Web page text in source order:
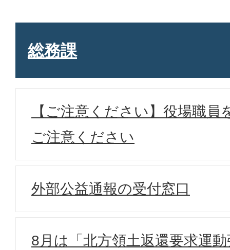
総務課
【ご注意ください】役場職員
ご注意ください
外部公益通報の受付窓口
8月は「北方領土返還要求運